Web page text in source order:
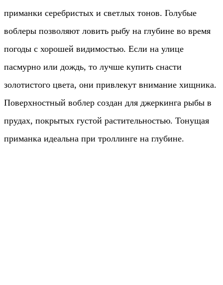
приманки серебристых и светлых тонов. Голубые
воблеры позволяют ловить рыбу на глубине во время
погоды с хорошей видимостью. Если на улице
пасмурно или дождь, то лучше купить снасти
золотистого цвета, они привлекут внимание хищника.
Поверхностный воблер создан для джеркинга рыбы в
прудах, покрытых густой растительностью. Тонущая
приманка идеальна при троллинге на глубине.